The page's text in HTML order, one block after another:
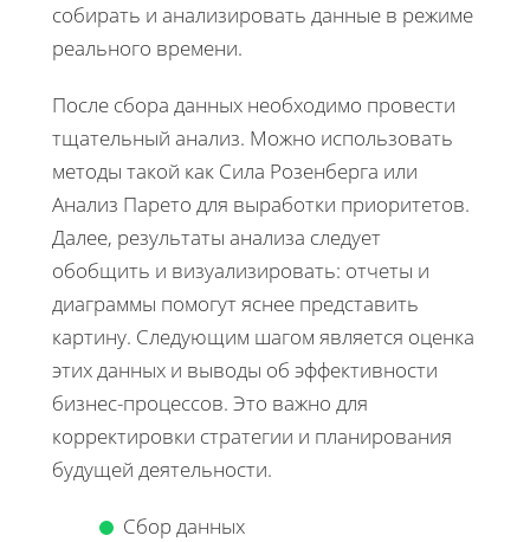
собирать и анализировать данные в режиме
реального времени.
После сбора данных необходимо провести
тщательный анализ. Можно использовать
методы такой как Сила Розенберга или
Анализ Парето для выработки приоритетов.
Далее, результаты анализа следует
обобщить и визуализировать: отчеты и
диаграммы помогут яснее представить
картину. Следующим шагом является оценка
этих данных и выводы об эффективности
бизнес-процессов. Это важно для
корректировки стратегии и планирования
будущей деятельности.
Сбор данных